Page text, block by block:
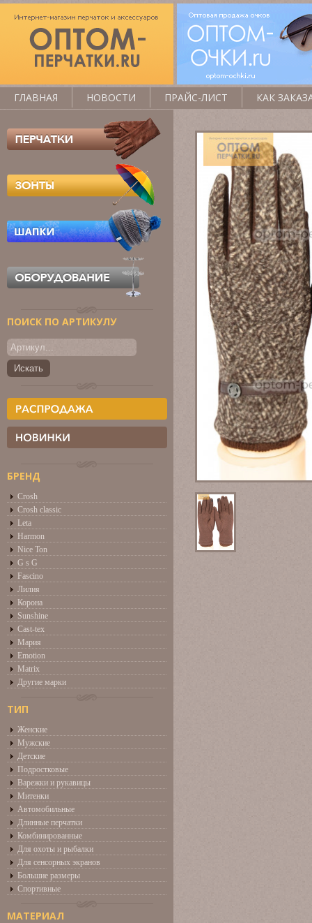
ПОИСК ПО АРТИКУЛУ
БРЕНД
Crosh
Crosh classic
Leta
Harmon
Nice Ton
G s G
Fascino
Лилия
Корона
Sunshine
Cast-tex
Мария
Emotion
Matrix
Другие марки
ТИП
Женские
Мужские
Детские
Подростковые
Варежки и рукавицы
Митенки
Автомобильные
Длинные перчатки
Комбинированные
Для охоты и рыбалки
Для сенсорных экранов
Большие размеры
Спортивные
МАТЕРИАЛ
ГЛАВНАЯ НОВОСТИ ПРАЙС-ЛИСТ КАК